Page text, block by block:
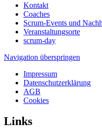
Kontakt
Coaches
Scrum-Events und
Veranstaltungsorte
scrum-day
Navigation überspringen
Impressum
Datenschutzerklärung
AGB
Cookies
Links